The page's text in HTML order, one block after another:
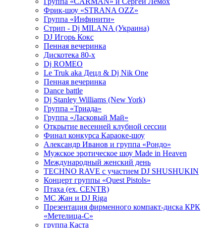
Фрик-шоу «STRANA OZZ»
Группа «Инфинити»
Стрип - Dj MILANA (Украина)
DJ Игорь Кокс
Пенная вечеринка
Дискотека 80-х
Dj ROMEO
Le Truk aka Децл & Dj Nik One
Пенная вечеринка
Dance battle
Dj Stanley Williams (New York)
Группа «Триада»
Группа «Ласковый Май»
Открытие весенней клубной сессии
Финал конкурса Караоке-шоу
Александр Иванов и группа «Рондо»
Мужское эротическое шоу Made in Heaven
Международный женский день
TECHNO RAVE с участием DJ SHUSHUKIN
Концерт группы «Quest Pistols»
Птаха (ex. CENTR)
МС Жан и DJ Riga
Презентация фирменного компакт-диска КРК
«Метелица-С»
группа Каста